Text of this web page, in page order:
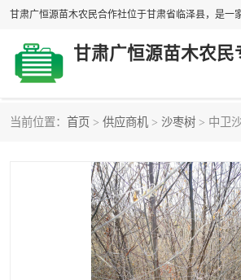
甘肃广恒源苗木农民
当前位置： 首页 > 供应商机 > 沙枣树 > 中卫
柠条
白刺苗
红柳苗